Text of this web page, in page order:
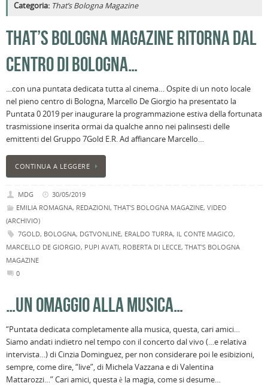
Categoria: That’s Bologna Magazine
THAT’S BOLOGNA MAGAZINE RITORNA DAL
CENTRO DI BOLOGNA…
…con una puntata dedicata tutta al cinema… Ospite di un noto locale
nel pieno centro di Bologna, Marcello De Giorgio ha presentato la
Puntata 0 2019 per inaugurare la programmazione estiva della fortunata
trasmissione inserita ormai da qualche anno nei palinsesti delle
emittenti del Gruppo 7Gold E.R. Ad affiancare Marcello…
CONTINUA A LEGGERE
MDG
30/05/2019
EMILIA ROMAGNA, REDAZIONI, THAT'S BOLOGNA MAGAZINE, VIDEO
(ARCHIVIO)
7GOLD, BOLOGNA, DGTVONLINE, ERALDO TURRA, IL CONTE MAGICO,
MARCELLO DE GIORGIO, PUPI AVATI, ROBERTA DI LECCE, THAT'S BOLOGNA
MAGAZINE
0
…UN OMAGGIO ALLA MUSICA…
“Puntata dedicata completamente alla musica, questa, cari amici…
Siamo andati indietro nel tempo con il concerto dal vivo (…e relativa
intervista…) di Cinzia Dominguez, per non considerare poi le esibizioni,
sempre, come dire, “live”, di Michela Vazzana e di Valentina
Mattarozzi…” Cari amici, questa è la magia, come si desume…